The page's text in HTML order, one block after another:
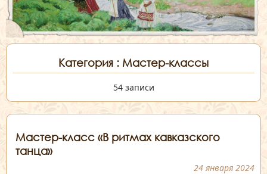
Категория : Мастер-классы
54 записи
Мастер-класс «В ритмах кавказского
танца»
24 января 2024